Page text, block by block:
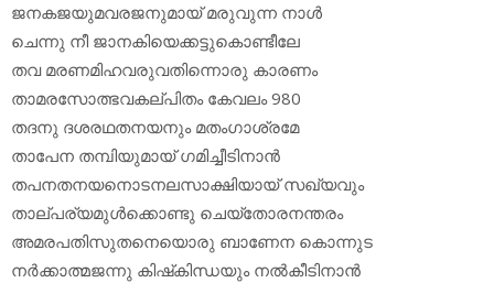
ജനകജയുമവരജനുമായ് മരുവുന്ന നാള്‍
ചെന്നു നീ ജാനകിയെക്കട്ടുകൊണ്ടീലേ
തവ മരണമിഹവരുവതിന്നൊരു കാരണം
താമരസോത്ഭവകല്പിതം കേവലം 980
തദനു ദശരഥതനയനും മതംഗാശ്രമേ
താപേന തമ്പിയുമായ് ഗമിച്ചീടിനാന്‍
തപനതനയനൊടനലസാക്ഷിയായ് സഖ്യവും
താല്പര്യമുള്‍ക്കൊണ്ടു ചെയ്‌തോരനന്തരം
അമരപതിസുതനെയൊരു ബാണേന കൊന്നുട
നര്‍ക്കാത്മജന്നു കിഷ്‌കിന്ധയും നല്‍കീടിനാന്‍